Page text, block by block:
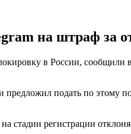
на штраф
в России,
подать по этому
регистрации